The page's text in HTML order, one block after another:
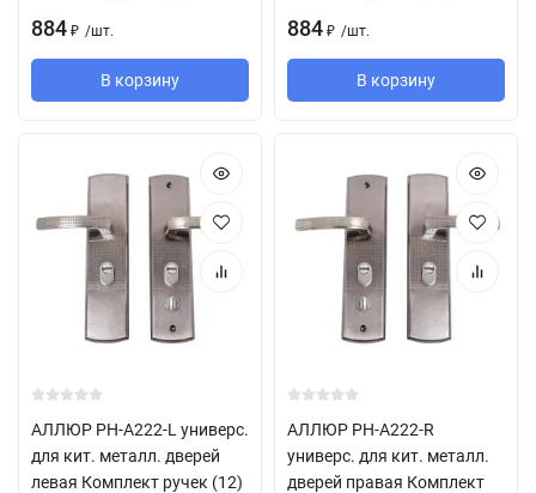
884 ₽ /шт.
В корзину
884 ₽ /шт.
В корзину
АЛЛЮР РН-А222-L универс.
для кит. металл. дверей
левая Комплект ручек (12)
АЛЛЮР РН-А222-R
универс. для кит. металл.
дверей правая Комплект